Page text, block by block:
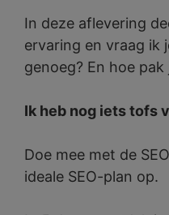
In deze aflevering
ervaring en vraag ik
genoeg? En hoe pak
Ik heb nog iets tofs
Doe mee met de
ideale SEO-plan op.